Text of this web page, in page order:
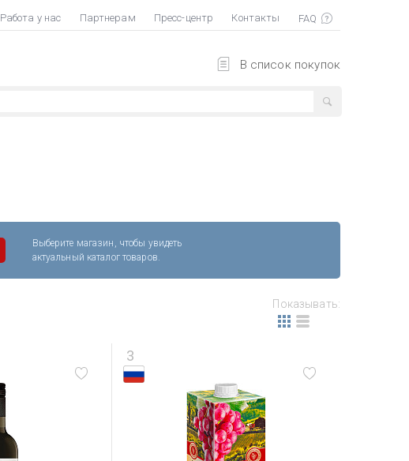
Работа у нас Партнерам Пресс-центр Контакты
В список покупок
Выберите магазин, чтобы увидеть
актуальный каталог товаров.
Показывать:
3